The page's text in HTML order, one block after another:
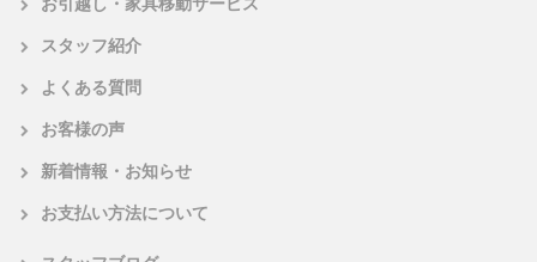
スタッフ紹介
よくある質問
お客様の声
新着情報・お知らせ
お支払い方法について